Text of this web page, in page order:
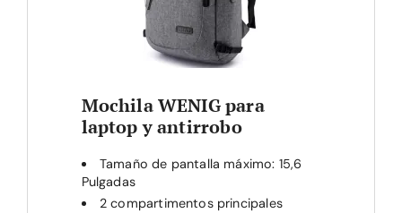
Mochila WENIG para
laptop y antirrobo
Tamaño de pantalla máximo: 15,6
Pulgadas
2 compartimentos principales